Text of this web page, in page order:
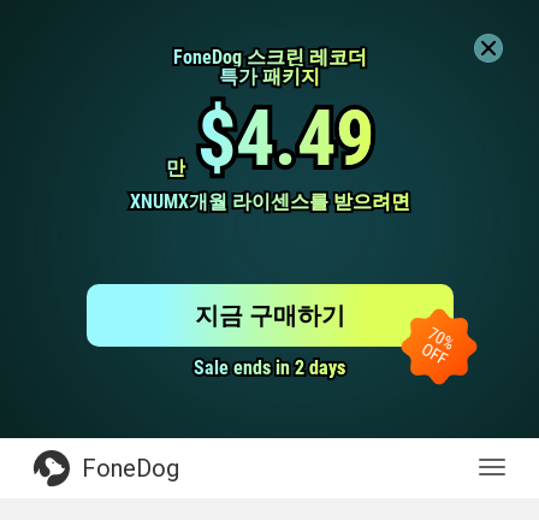
FoneDog 스크린 레코더
FoneDog 스크린 레코더
특가 패키지
특가 패키지
만
만 $4.49
$4.49
XNUMX개월 라이센스를 받으려면
XNUMX개월 라이센스를 받으려면
Sale ends in 2 days
Sale ends in 2 days
지금 구매하기
전
FoneDog